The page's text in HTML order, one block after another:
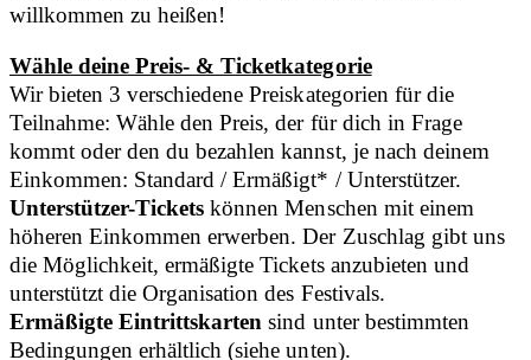
willkommen zu heißen!
​​Wähle deine Preis- & Ticketkategorie
Wir bieten 3 verschiedene Preiskategorien für die
Teilnahme: Wähle den Preis, der für dich in Frage
kommt oder den du bezahlen kannst, je nach deinem
Einkommen: Standard / Ermäßigt* / Unterstützer.
Unterstützer-Tickets können Menschen mit einem
höheren Einkommen erwerben. Der Zuschlag gibt uns
die Möglichkeit, ermäßigte Tickets anzubieten und
unterstützt die Organisation des Festivals.
Ermäßigte Eintrittskarten sind unter bestimmten
Bedingungen erhältlich (siehe unten).